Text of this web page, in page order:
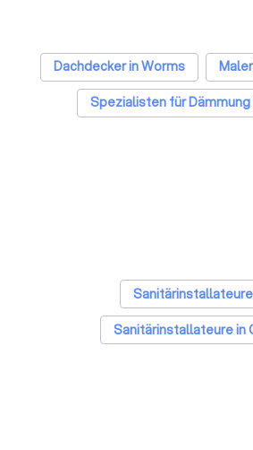
Dachdecker in Worms
Spezialisten für Dämmung
Sanitärinstallateure in